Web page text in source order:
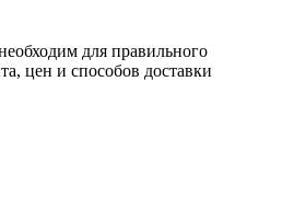
для правильного
цен и способов доставки